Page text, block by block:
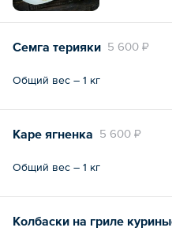
5 600 ₽
Семга терияки
Общий вес – 1 кг
5 600 ₽
Каре ягненка
Общий вес – 1 кг
Колбаски на гриле